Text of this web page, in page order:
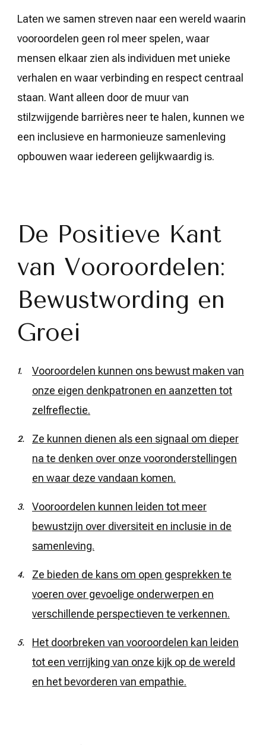
Laten we samen streven naar een wereld waarin
vooroordelen geen rol meer spelen, waar
mensen elkaar zien als individuen met unieke
verhalen en waar verbinding en respect centraal
staan. Want alleen door de muur van
stilzwijgende barrières neer te halen, kunnen we
een inclusieve en harmonieuze samenleving
opbouwen waar iedereen gelijkwaardig is.
De Positieve Kant
van Vooroordelen:
Bewustwording en
Groei
Vooroordelen kunnen ons bewust maken van
onze eigen denkpatronen en aanzetten tot
zelfreflectie.
Ze kunnen dienen als een signaal om dieper
na te denken over onze vooronderstellingen
en waar deze vandaan komen.
Vooroordelen kunnen leiden tot meer
bewustzijn over diversiteit en inclusie in de
samenleving.
Ze bieden de kans om open gesprekken te
voeren over gevoelige onderwerpen en
verschillende perspectieven te verkennen.
Het doorbreken van vooroordelen kan leiden
tot een verrijking van onze kijk op de wereld
en het bevorderen van empathie.